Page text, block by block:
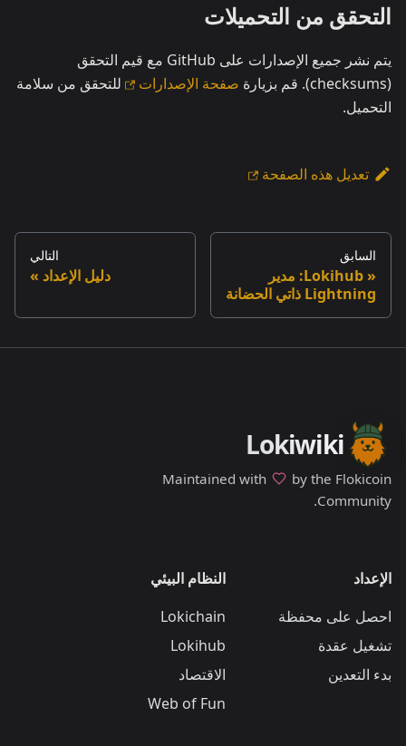
التحقق من التحميلات
يتم نشر جميع الإصدارات على GitHub مع قيم التحقق
(checksums). قم بزيارة
صفحة الإصدارات
للتحقق من سلامة
التحميل.
تعديل هذه الصفحة
السابق
Lokihub: مدير
Lightning ذاتي الحضانة
التالي
دليل الإعداد
Lokiwiki
Maintained with
by the Flokicoin
Community.
الإعداد
احصل على محفظة
تشغيل عقدة
بدء التعدين
النظام البيئي
Lokichain
Lokihub
الاقتصاد
Web of Fun